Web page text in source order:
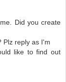
Did you create
Plz reply as I'm
like to find out